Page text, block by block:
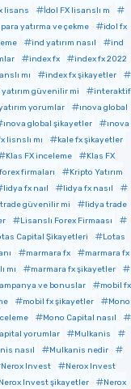
lisans
İdol FX lisanslı m
yatırma ve çekme
idol fx
ind yatırım nasıl
ind
index fx
index fx 2022
mı
index fx şikayetler
güvenilir mi
interaktif
yorumlar
ınova global
ınova global şikayetler
ınova
lisnslı mı
kale fx şikayetler
Klas FX inceleme
Klas FX
firmaları
Kripto Yatırım
lidya fx naıl
lidya fx nasıl
güvenilir mi
lidya trade
Lisanslı Forex Firmaası
Capital Şikayetleri
Lotas
marmara fx
marmara fx
mı
marmara fx şikayetler
ve bonuslar
mobil fx
mobil fx şikayetler
Mono
Mono Capital nasıl
yorumlar
Mulkanis
nasıl
Mulkanis nedir
Nerox Invest
Nerox Invest
Nerox Invest şikayetler
Nerox